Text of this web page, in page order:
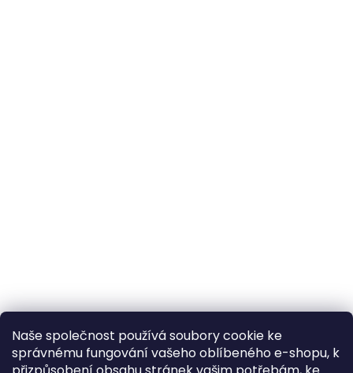
Naše společnost používá soubory cookie ke
správnému fungování vašeho oblíbeného e-shopu, k